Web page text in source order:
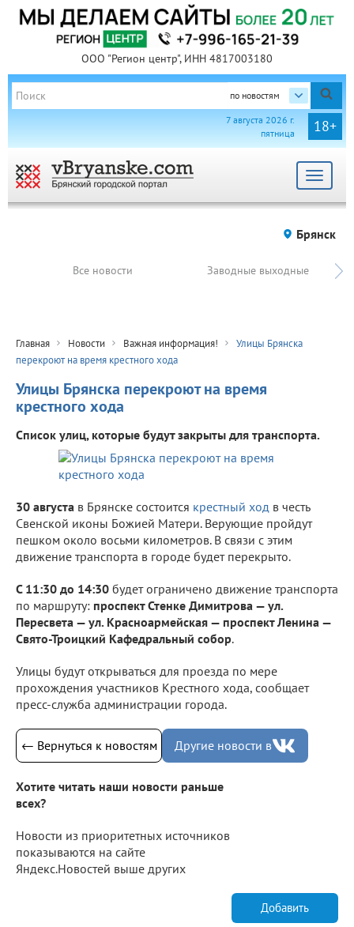
ООО "Регион центр", ИНН 4817003180
по новостям
18+
7 августа 2026 г.
пятница
Toggle
Брянск
Все новости Заводные выходные
Главная Новости Важная информация!
Улицы Брянска
перекроют на время крестного хода
Улицы Брянска перекроют на время
крестного хода
Список улиц, которые будут закрыты для транспорта.
30 августа в Брянске состоится крестный ход в честь
Свенской иконы Божией Матери. Верующие пройдут
пешком около восьми километров. В связи с этим
движение транспорта в городе будет перекрыто.
С 11:30 до 14:30 будет ограничено движение транспорта
по маршруту: проспект Стенке Димитрова — ул.
Пересвета — ул. Красноармейская — проспект Ленина —
Свято-Троицкий Кафедральный собор.
Улицы будут открываться для проезда по мере
прохождения участников Крестного хода, сообщает
пресс-служба администрации города.
← Вернуться к новостям Другие новости в
Хотите читать наши новости раньше
всех?
Новости из приоритетных источников
показываются на сайте
Яндекс.Новостей выше других
Добавить